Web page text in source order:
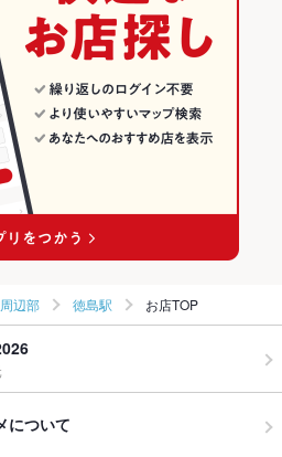
会にもご利用いただけますので貸切の際は
ンバル・イタリアンバール
アンバール
ンバール
アンランキング
ランキング
辺部 徳島駅 お店TOP
について